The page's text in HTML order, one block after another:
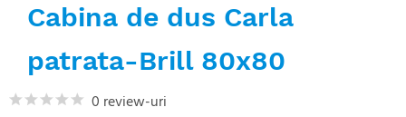
Cabina de dus Carla
patrata-Brill 80x80
0 review-uri